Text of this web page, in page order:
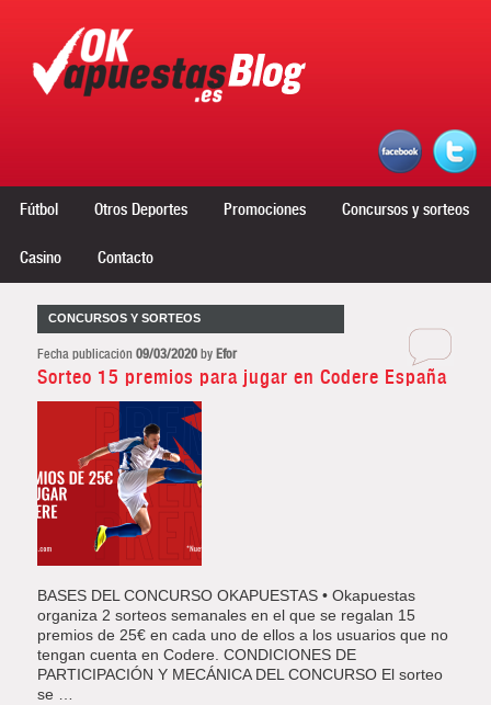
Ir al contenido principal
Ir al contenido secundario
Fútbol Otros Deportes Promociones Concursos y sorteos
Casino Contacto
CONCURSOS Y SORTEOS
Fecha publicación09/03/2020 by Efor
Sorteo 15 premios para jugar en Codere España
BASES DEL CONCURSO OKAPUESTAS • Okapuestas
organiza 2 sorteos semanales en el que se regalan 15
premios de 25€ en cada uno de ellos a los usuarios que no
tengan cuenta en Codere. CONDICIONES DE
PARTICIPACIÓN Y MECÁNICA DEL CONCURSO El sorteo
se …